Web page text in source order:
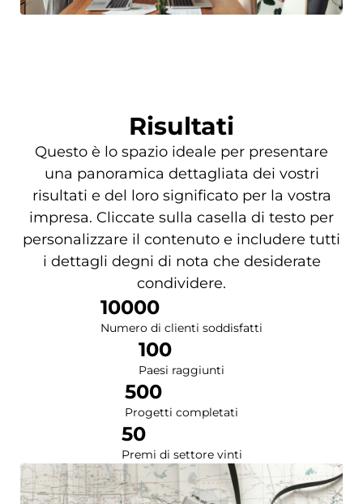
Risultati
Questo è lo spazio ideale per presentare
una panoramica dettagliata dei vostri
risultati e del loro significato per la vostra
impresa. Cliccate sulla casella di testo per
personalizzare il contenuto e includere tutti
i dettagli degni di nota che desiderate
condividere.
Numero di clienti soddisfatti
10000
Paesi raggiunti
100
Progetti completati
500
Premi di settore vinti
50